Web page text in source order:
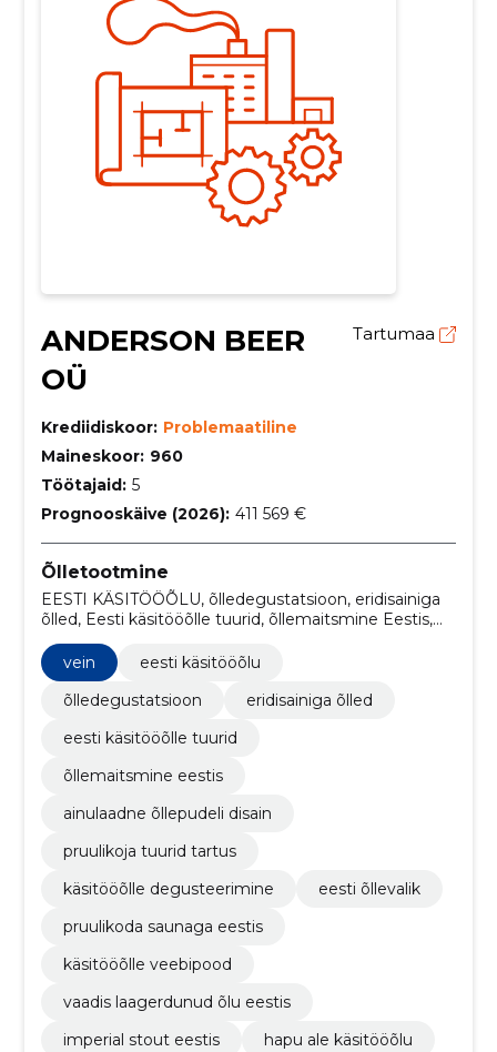
ANDERSON BEER
OÜ
Tartumaa
Krediidiskoor: Problemaatiline
Maineskoor: 960
Töötajaid: 5
Prognooskäive (2026): 411 569 €
Õlletootmine
EESTI KÄSITÖÖÕLU, õlledegustatsioon, eridisainiga
õlled, Eesti käsitööõlle tuurid, õllemaitsmine Eestis,
ainulaadne õllepudeli disain, pruulikoja tuurid Tartus,
käsitööõlle degusteerimine, Eesti õllevalik, pruulikoda
saunaga Eestis
vein
eesti käsitööõlu
õlledegustatsioon
eridisainiga õlled
eesti käsitööõlle tuurid
õllemaitsmine eestis
ainulaadne õllepudeli disain
pruulikoja tuurid tartus
käsitööõlle degusteerimine
eesti õllevalik
pruulikoda saunaga eestis
käsitööõlle veebipood
vaadis laagerdunud õlu eestis
imperial stout eestis
hapu ale käsitööõlu